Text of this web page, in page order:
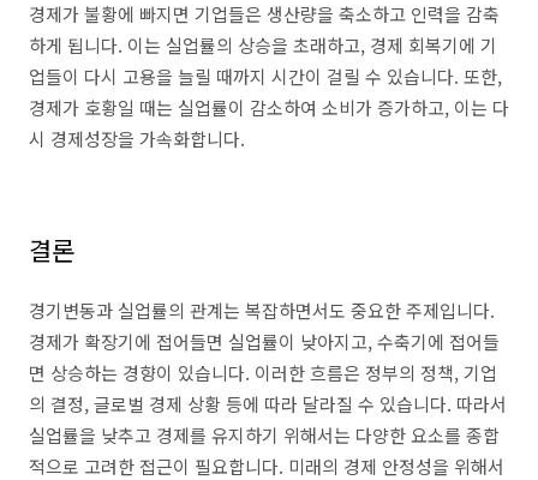
경제가 불황에 빠지면 기업들은 생산량을 축소하고 인력을 감축
하게 됩니다. 이는 실업률의 상승을 초래하고, 경제 회복기에 기
업들이 다시 고용을 늘릴 때까지 시간이 걸릴 수 있습니다. 또한,
경제가 호황일 때는 실업률이 감소하여 소비가 증가하고, 이는 다
시 경제성장을 가속화합니다.
결론
경기변동과 실업률의 관계는 복잡하면서도 중요한 주제입니다.
경제가 확장기에 접어들면 실업률이 낮아지고, 수축기에 접어들
면 상승하는 경향이 있습니다. 이러한 흐름은 정부의 정책, 기업
의 결정, 글로벌 경제 상황 등에 따라 달라질 수 있습니다. 따라서
실업률을 낮추고 경제를 유지하기 위해서는 다양한 요소를 종합
적으로 고려한 접근이 필요합니다. 미래의 경제 안정성을 위해서